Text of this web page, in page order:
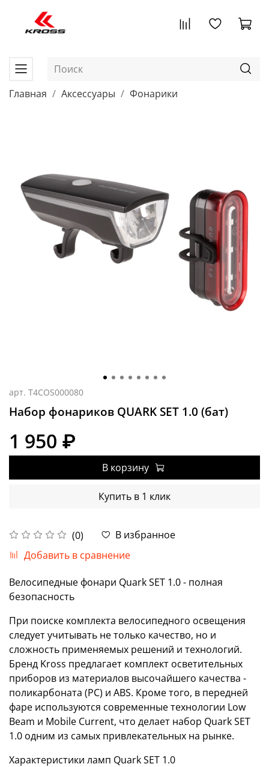
Главная Аксессуары Фонарики
арт. T4COS000080
Набор фонариков QUARK SET 1.0 (бат)
(0)
В избранное
Добавить в сравнение
1 950 ₽
В корзину
Купить в 1 клик
Велосипедные фонари Quark SET 1.0 - полная
безопасность
При поиске комплекта велосипедного освещения
следует учитывать не только качество, но и
сложность применяемых решений и технологий.
Бренд Kross предлагает комплект осветительных
приборов из материалов высочайшего качества -
поликарбоната (PC) и ABS. Кроме того, в передней
фаре используются современные технологии Low
Beam и Mobile Current, что делает набор Quark SET
1.0 одним из самых привлекательных на рынке.
Характеристики ламп Quark SET 1.0